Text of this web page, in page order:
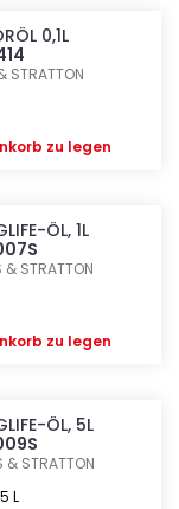
0,1L
STRATTON
zu legen
ÖL, 1L
& STRATTON
zu legen
ÖL, 5L
& STRATTON
L